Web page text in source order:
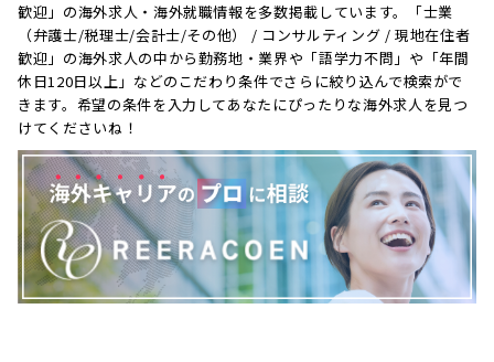
歓迎」の海外求人・海外就職情報を多数掲載しています。「士業
（弁護士/税理士/会計士/その他） / コンサルティング / 現地在住者
歓迎」の海外求人の中から勤務地・業界や「語学力不問」や「年間
休日120日以上」などのこだわり条件でさらに絞り込んで検索がで
きます。希望の条件を入力してあなたにぴったりな海外求人を見つ
けてくださいね！